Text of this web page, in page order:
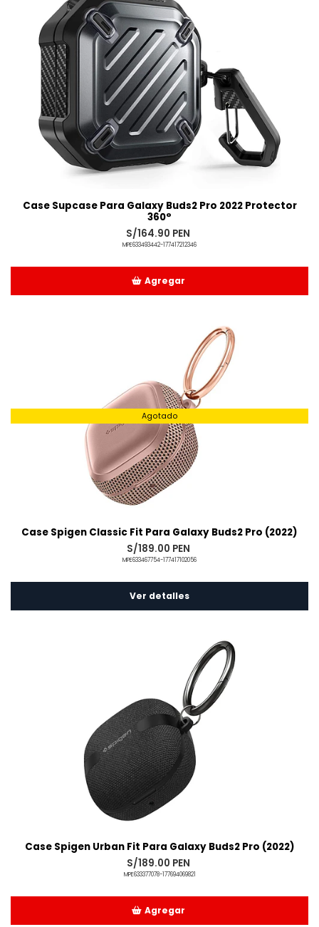
Case Supcase Para Galaxy Buds2 Pro 2022 Protector
360°
S/164.90 PEN
MPE633493442-177417212346
Agregar
Agotado
Case Spigen Classic Fit Para Galaxy Buds2 Pro (2022)
S/189.00 PEN
MPE633467754-177417102056
Ver detalles
Case Spigen Urban Fit Para Galaxy Buds2 Pro (2022)
S/189.00 PEN
MPE633377078-177694069821
Agregar